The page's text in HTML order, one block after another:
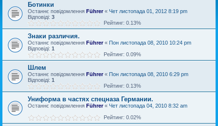
Ботинки
Останнє повідомлення Führer« Чет листопада 01, 2012 8:19 pm
Відповіді: 3
Рейтинг: 0.13%
Знаки различия.
Останнє повідомлення Führer« Пон листопада 08, 2010 10:24 pm
Відповіді: 1
Рейтинг: 0.09%
Шлем
Останнє повідомлення Führer« Пон листопада 08, 2010 6:29 pm
Відповіді: 1
Рейтинг: 0.13%
Униформа в частях спецназа Германии.
Останнє повідомлення Führer« Чет листопада 04, 2010 8:32 am
Рейтинг: 0.02%